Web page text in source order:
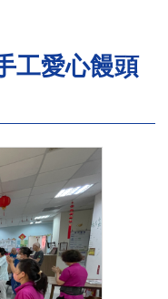
工愛心饅頭